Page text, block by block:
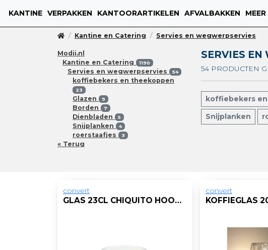
KANTINE VERPAKKEN KANTOORARTIKELEN AFVALBAKKEN MEER
Kantine en Catering Servies en wegwerpservies
Modii.nl
Kantine en Catering
1190
Servies en wegwerpservies 54
koffiebekers en theekoppen
23
Glazen 9
Borden 7
Dienbladen 5
Snijplanken 4
roerstaafjes 3
« Terug
SERVIES EN
54 PRODUCTEN
koffiebekers
Snijplanken
convert
GLAS 23CL CHIQUITO HOOGTE 60MM/DOOS 6
convert